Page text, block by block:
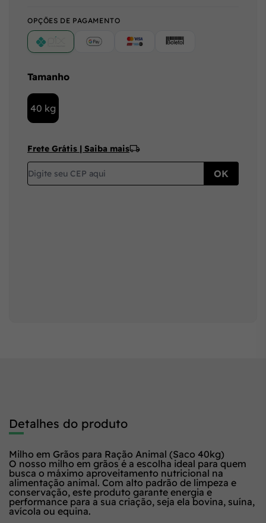
OPÇÕES DE PAGAMENTO
Google Pay (Crédito/Débito)
Cartão Boleto
Frete Grátis | Saiba mais
Tamanho
40 kg
Detalhes do produto
Milho em Grãos para Ração Animal (Saco 40kg)
O nosso milho em grãos é a escolha ideal para quem
busca o máximo aproveitamento nutricional na
alimentação animal. Com alto padrão de limpeza e
conservação, este produto garante energia e
performance para a sua criação, seja ela bovina, suína,
avícola ou equina.